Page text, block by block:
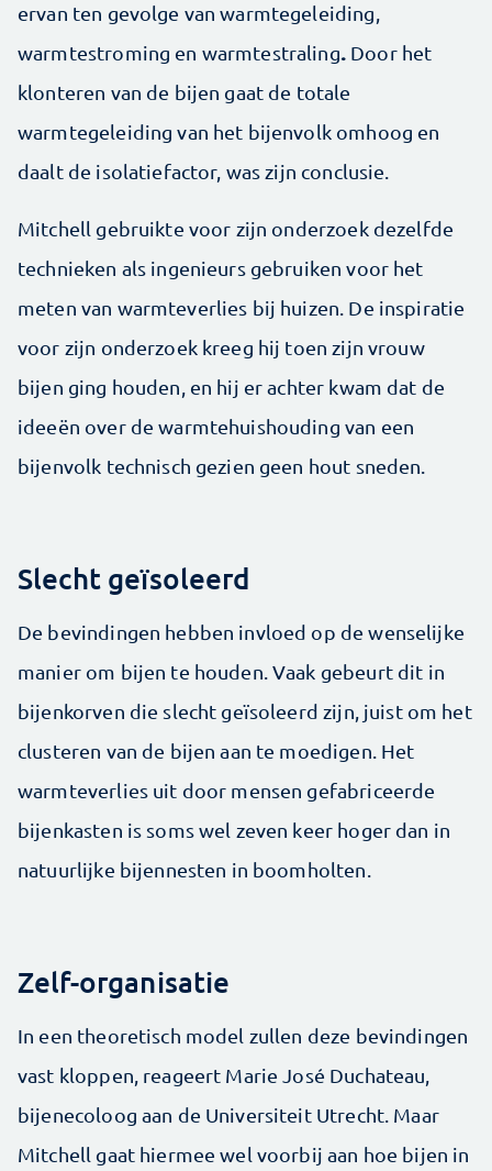
ervan ten gevolge van warmtegeleiding,
warmtestroming en warmtestraling. Door het
klonteren van de bijen gaat de totale
warmtegeleiding van het bijenvolk omhoog en
daalt de isolatiefactor, was zijn conclusie.
Mitchell gebruikte voor zijn onderzoek dezelfde
technieken als ingenieurs gebruiken voor het
meten van warmteverlies bij huizen. De inspiratie
voor zijn onderzoek kreeg hij toen zijn vrouw
bijen ging houden, en hij er achter kwam dat de
ideeën over de warmtehuishouding van een
bijenvolk technisch gezien geen hout sneden.
Slecht geïsoleerd
De bevindingen hebben invloed op de wenselijke
manier om bijen te houden. Vaak gebeurt dit in
bijenkorven die slecht geïsoleerd zijn, juist om het
clusteren van de bijen aan te moedigen. Het
warmteverlies uit door mensen gefabriceerde
bijenkasten is soms wel zeven keer hoger dan in
natuurlijke bijennesten in boomholten.
Zelf-organisatie
In een theoretisch model zullen deze bevindingen
vast kloppen, reageert Marie José Duchateau,
bijenecoloog aan de Universiteit Utrecht. Maar
Mitchell gaat hiermee wel voorbij aan hoe bijen in